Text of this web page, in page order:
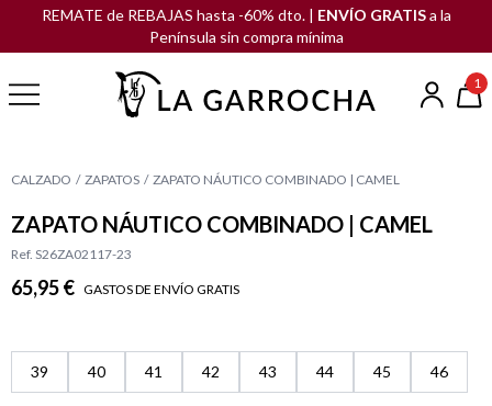
REMATE de REBAJAS hasta -60% dto. | ENVÍO GRATISa la
Península sin compra mínima
1
CALZADO ZAPATOS ZAPATO NÁUTICO COMBINADO | CAMEL
ZAPATO NÁUTICO COMBINADO | CAMEL
Ref. S26ZA02117-23
65,95 € GASTOS DE ENVÍO GRATIS
39 40 41 42 43 44 45 46